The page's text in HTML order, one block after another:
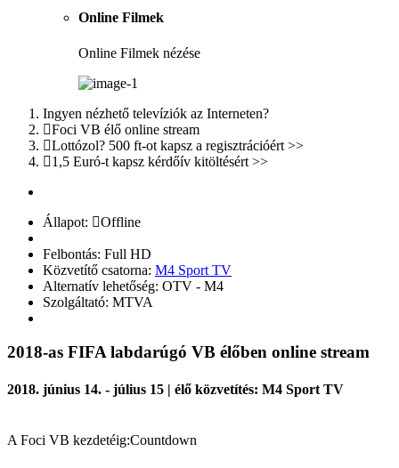
Online Filmek
Online Filmek nézése
Ingyen nézhető televíziók az Interneten?
Foci VB élő online stream
Lottózol? 500 ft-ot kapsz a regisztrációért >>
1,5 Euró-t kapsz kérdőív kitöltésért >>
Állapot: Offline
Felbontás: Full HD
Közvetítő csatorna: M4 Sport TV
Alternatív lehetőség: OTV - M4
Szolgáltató: MTVA
2018-as FIFA labdarúgó VB élőben online stream
2018. június 14. - július 15 | élő közvetítés: M4 Sport TV
A Foci VB kezdetéig:Countdown